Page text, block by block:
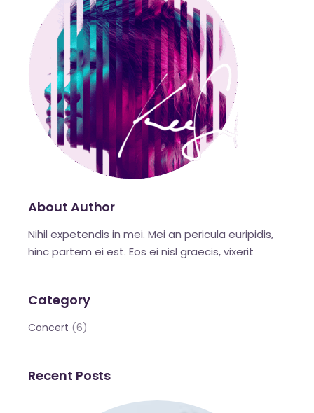
About Author
Nihil expetendis in mei. Mei an pericula euripidis,
hinc partem ei est. Eos ei nisl graecis, vixerit
Category
Concert (6)
Recent Posts